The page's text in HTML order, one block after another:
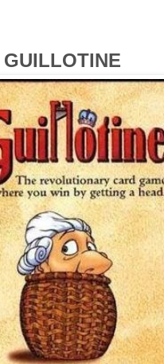
GUILLOTINE